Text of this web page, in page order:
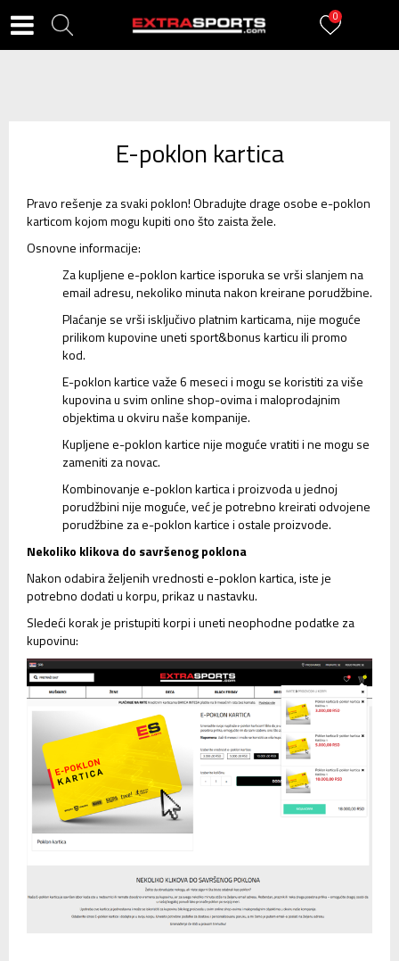
0
E-poklon kartica
Pravo rešenje za svaki poklon! Obradujte drage osobe e-poklon
karticom kojom mogu kupiti ono što zaista žele.
Osnovne informacije:
Za kupljene e-poklon kartice isporuka se vrši slanjem na
email adresu, nekoliko minuta nakon kreirane porudžbine.
Plaćanje se vrši isključivo platnim karticama, nije moguće
prilikom kupovine uneti sport&bonus karticu ili promo
kod.
E-poklon kartice važe 6 meseci i mogu se koristiti za više
kupovina u svim online shop-ovima i maloprodajnim
objektima u okviru naše kompanije.
Kupljene e-poklon kartice nije moguće vratiti i ne mogu se
zameniti za novac.
Kombinovanje e-poklon kartica i proizvoda u jednoj
porudžbini nije moguće, već je potrebno kreirati odvojene
porudžbine za e-poklon kartice i ostale proizvode.
Nekoliko klikova do savršenog poklona
Nakon odabira željenih vrednosti e-poklon kartica, iste je
potrebno dodati u korpu, prikaz u nastavku.
Sledeći korak je pristupiti korpi i uneti neophodne podatke za
kupovinu: